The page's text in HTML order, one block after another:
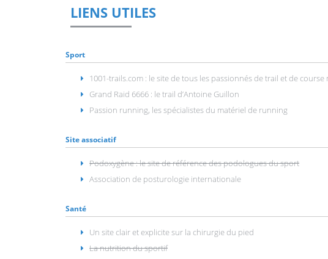
LIENS UTILES
Sport
1001-trails.com : le site de tous les passionnés de trail et de course
Grand Raid 6666 : le trail d’Antoine Guillon
Passion running, les spécialistes du matériel de running
Site associatif
Podoxygène : le site de référence des podologues du sport
Association de posturologie internationale
Santé
Un site clair et explicite sur la chirurgie du pied
La nutrition du sportif